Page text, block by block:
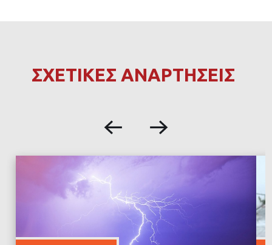
ΣΧΕΤΙΚΕΣ ΑΝΑΡΤΗΣΕΙΣ